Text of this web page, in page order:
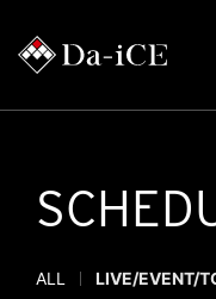
ALL LIVE/EVENT/